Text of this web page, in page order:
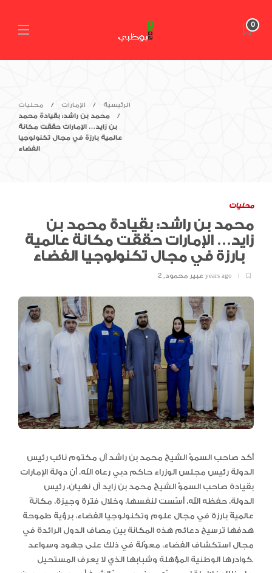
0
الرئيسية الإمارات
محليات
محمد بن راشد: بقيادة محمد
بن زايد… الإمارات حققت مكانة
عالمية بارزة في مجال تكنولوجيا
الفضاء
محليات
محمد بن راشد: بقيادة محمد بن
زايد… الإمارات حققت مكانة عالمية
عبير محمود, 2 years ago
أكد صاحب السموّ الشيخ محمد بن راشد آل مكتوم نائب رئيس
الدولة رئيس مجلس الوزراء حاكم دبي رعاه الله، أن دولة الإمارات
بقيادة صاحب السموّ الشيخ محمد بن زايد آل نهيان، رئيس
الدولة، حفظه الله، أسّست لنفسها، وخلال فترة وجيزة، مكانةً
عالميةً بارزة في مجال علوم وتكنولوجيا الفضاء، برؤية طموحة
هدفها ترسيخ دعائم هذه المكانة بين مصاف الدول الرائدة في
مجال استكشاف الفضاء، معوّلة في ذلك على جهود وسواعد
كوادرها الوطنية المؤهلة وشبابها الذي لا يعرف المستحيل.